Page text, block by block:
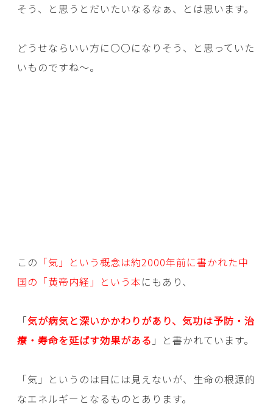
そう、と思うとだいたいなるなぁ、とは思います。
どうせならいい方に〇〇になりそう、と思っていた
いものですね～。
この 「気」という概念は約2000年前に書かれた中
国の「黄帝内経」という本にもあり、
「気が病気と深いかかわりがあり、気功は予防・治
療・寿命を延ばす効果がある 」と書かれています。
「気」というのは目には見えないが、生命の根源的
なエネルギーとなるものとあります。